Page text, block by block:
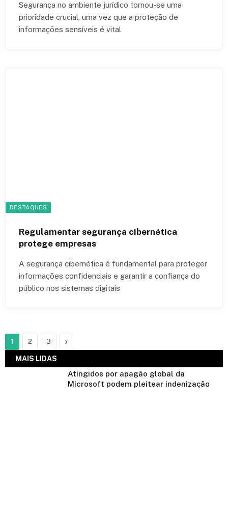
Segurança no ambiente jurídico tornou-se uma
prioridade crucial, uma vez que a proteção de
informações sensíveis é vital
DESTAQUES
Regulamentar segurança cibernética
protege empresas
A segurança cibernética é fundamental para proteger
informações confidenciais e garantir a confiança do
público nos sistemas digitais
1 2 3 Next
MAIS LIDAS
Atingidos por apagão global da
Microsoft podem pleitear indenização